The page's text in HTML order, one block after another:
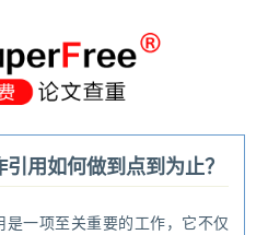
用如何做到点到为止？
一项至关重要的工作，它不仅